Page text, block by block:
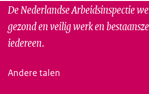
De Nederlandse Arbeidsinspectie
gezond en veilig werk en
iedereen.
Andere talen